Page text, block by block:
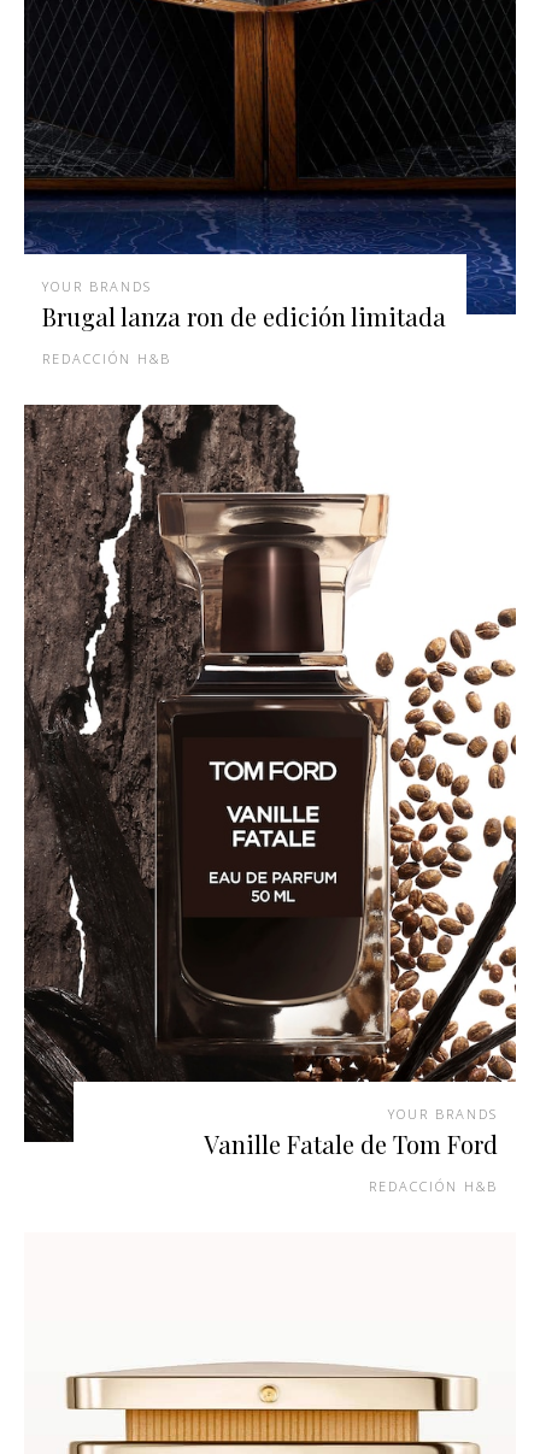
YOUR BRANDS
Brugal lanza ron de edición limitada
REDACCIÓN H&B
YOUR BRANDS
Vanille Fatale de Tom Ford
REDACCIÓN H&B